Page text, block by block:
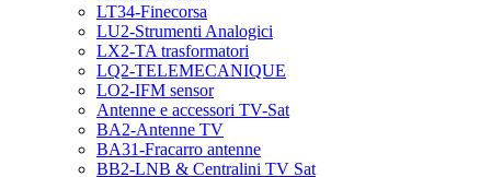
LT34-Finecorsa
LU2-Strumenti Analogici
LX2-TA trasformatori
LQ2-TELEMECANIQUE
LO2-IFM sensor
Antenne e accessori TV-Sat
BA2-Antenne TV
BA31-Fracarro antenne
BB2-LNB & Centralini TV Sat